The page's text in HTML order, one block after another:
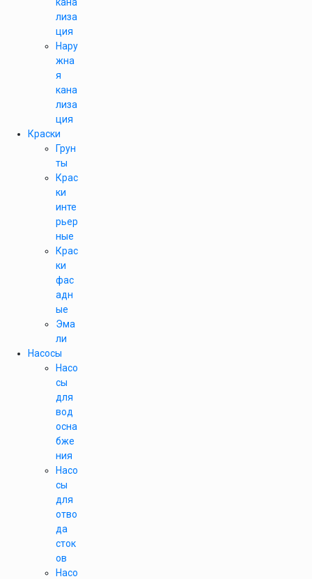
лиза
ция
Нару
жна
я
кана
лиза
ция
Краски
Грун
ты
Крас
ки
инте
рьер
ные
Крас
ки
фас
адн
ые
Эма
ли
Насосы
Насо
сы
для
вод
осна
бже
ния
Насо
сы
для
отво
да
сток
ов
Насо